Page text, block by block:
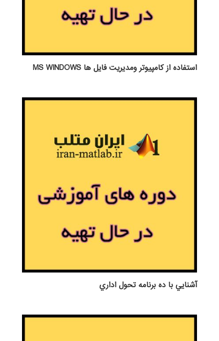
استفاده از كامپيوتر ومديريت فايل ها MS WINDOWS
آشنايي با ده برنامه تحول اداري